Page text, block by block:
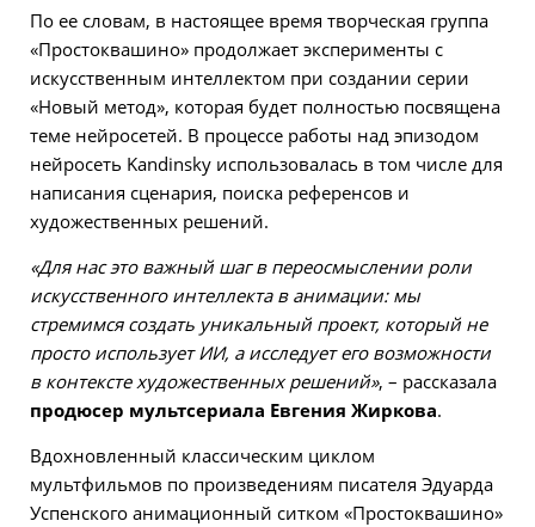
По ее словам, в настоящее время творческая группа
«Простоквашино» продолжает эксперименты с
искусственным интеллектом при создании серии
«Новый метод», которая будет полностью посвящена
теме нейросетей. В процессе работы над эпизодом
нейросеть Kandinsky использовалась в том числе для
написания сценария, поиска референсов и
художественных решений.
«Для нас это важный шаг в переосмыслении роли
искусственного интеллекта в анимации: мы
стремимся создать уникальный проект, который не
просто использует ИИ, а исследует его возможности
в контексте художественных решений», – рассказала
продюсер мультсериала Евгения Жиркова.
Вдохновленный классическим циклом
мультфильмов по произведениям писателя Эдуарда
Успенского анимационный ситком «Простоквашино»